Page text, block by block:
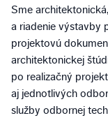
Sme
a riadenie výstavby
projektovú
architektonickej
po realizačný
aj jednotlivých
služby odbornej